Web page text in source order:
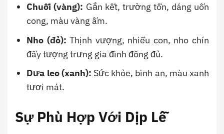
Chuối (vàng): Gắn kết, trường tồn, dáng uốn
cong, màu vàng ấm.
Nho (đỏ): Thịnh vượng, nhiều con, nho chín
đầy tượng trưng gia đình đông đủ.
Dưa leo (xanh): Sức khỏe, bình an, màu xanh
tươi mát.
Sự Phù Hợp Với Dịp Lễ